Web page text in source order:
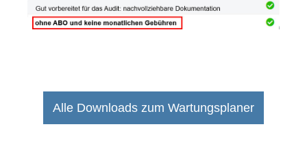
Alle Downloads zum Wartungsplaner